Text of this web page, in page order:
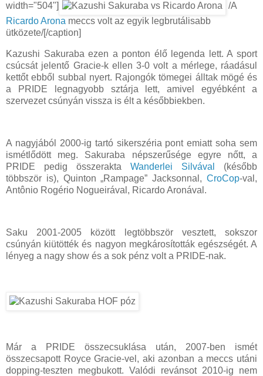
width="504"]
/A
Ricardo Arona meccs volt az egyik legbrutálisabb
ütközete/[/caption]
Kazushi Sakuraba ezen a ponton élő legenda lett. A sport
csúcsát jelentő Gracie-k ellen 3-0 volt a mérlege, ráadásul
kettőt ebből subbal nyert. Rajongók tömegei álltak mögé és
a PRIDE legnagyobb sztárja lett, amivel egyébként a
szervezet csúnyán vissza is élt a későbbiekben.
A nagyjából 2000-ig tartó sikerszéria pont emiatt soha sem
ismétlődött meg. Sakuraba népszerűsége egyre nőtt, a
PRIDE pedig összerakta Wanderlei Silvával
(később
többször is), Quinton „Rampage” Jacksonnal, CroCop-val,
Antônio Rogério Nogueirával, Ricardo Aronával.
Saku 2001-2005 között legtöbbször vesztett, sokszor
csúnyán kiütötték és nagyon megkárosították egészségét. A
lényeg a nagy show és a sok pénz volt a PRIDE-nak.
Már a PRIDE összecsuklása után, 2007-ben ismét
összecsapott Royce Gracie-vel, aki azonban a meccs utáni
dopping-teszten megbukott. Valódi revánsot 2010-ig nem